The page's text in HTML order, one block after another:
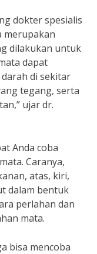
dokter spesialis
merupakan
dilakukan untuk
dapat
di sekitar
tegang, serta
ujar dr.
Anda coba
Caranya,
atas, kiri,
dalam bentuk
perlahan dan
mata.
bisa mencoba